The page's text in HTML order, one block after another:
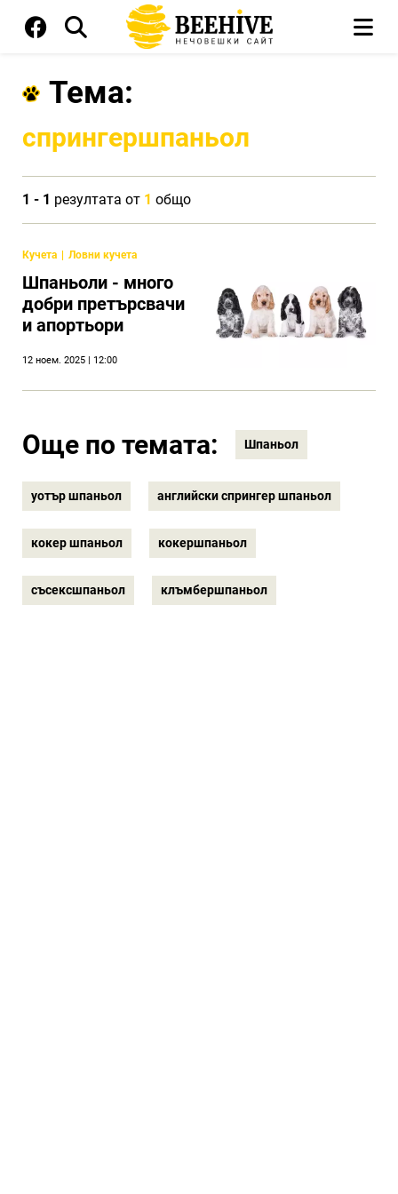
Тема:
спрингершпаньол
1 - 1 резултата от 1 общо
Кучета Ловни кучета
Шпаньоли - много
добри претърсвачи
и апортьори
12 ноем. 2025 | 12:00
Още по темата: Шпаньол
уотър шпаньол английски спрингер шпаньол
кокер шпаньол кокершпаньол
съсексшпаньол клъмбершпаньол